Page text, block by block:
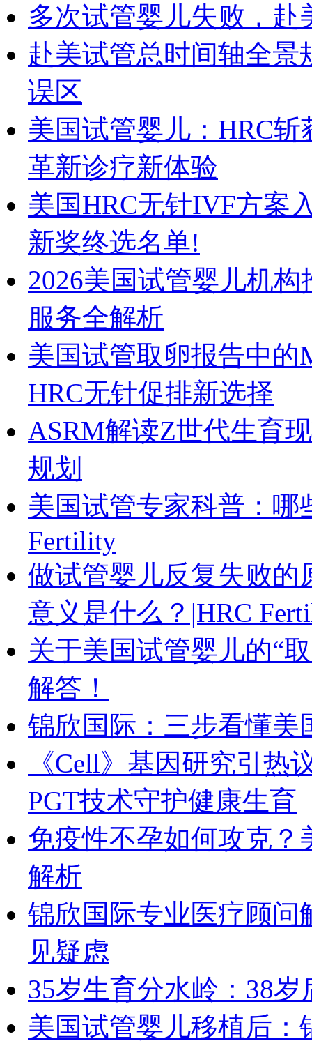
多次试管婴儿失败，
赴美试管总时间轴全
误区
美国试管婴儿：HRC斩
革新诊疗新体验
美国HRC无针IVF方案
新奖终选名单!
2026美国试管婴儿机
服务全解析
美国试管取卵报告中
HRC无针促排新选择
ASRM解读Z世代生育
规划
美国试管专家科普：哪
Fertility
做试管婴儿反复失败的
意义是什么？|HRC
关于美国试管婴儿的“
解答！
锦欣国际：三步看懂美
《Cell》基因研究引热
PGT技术守护健康生育
免疫性不孕如何攻克？
解析
锦欣国际专业医疗顾问
见疑虑
35岁生育分水岭：38
美国试管婴儿移植后